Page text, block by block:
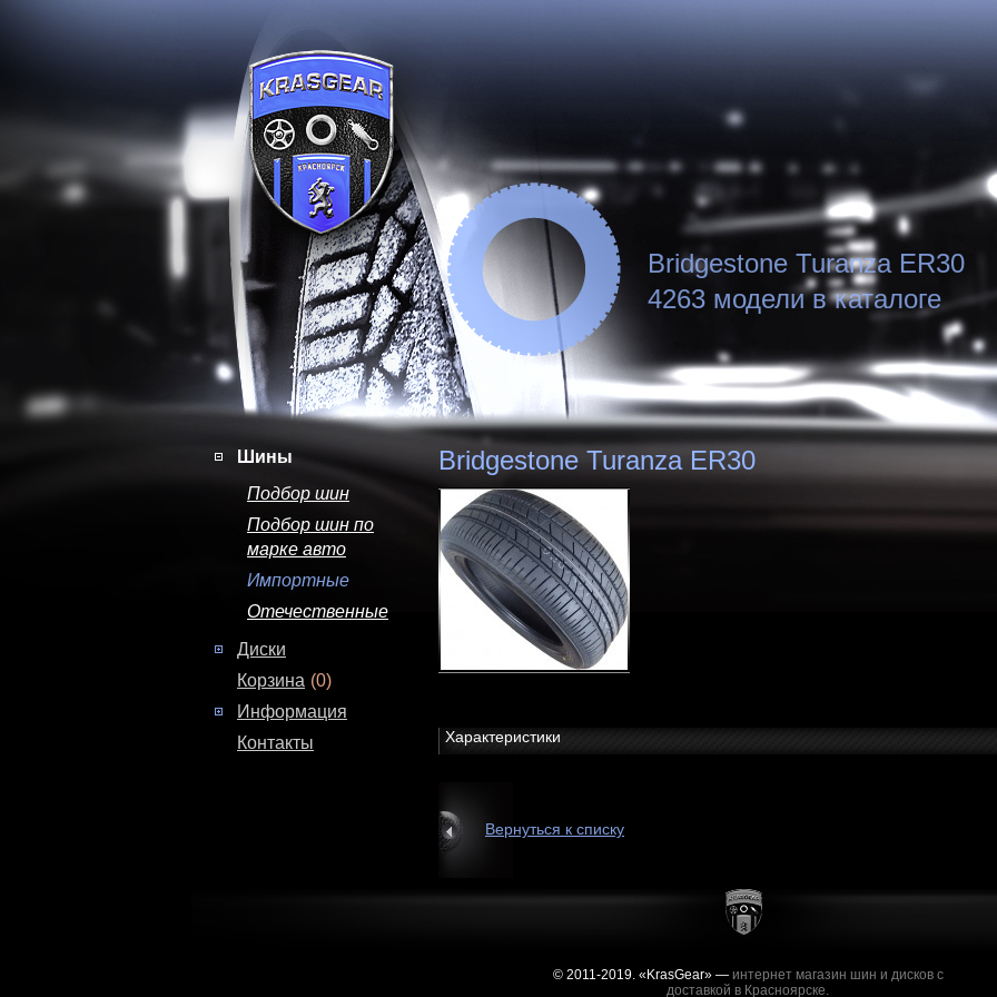
Bridgestone Turanza ER30
4263 модели в каталоге
Шины
Подбор шин
Подбор шин по
марке авто
Импортные
Отечественные
Диски
Корзина (0)
Информация
Контакты
Bridgestone Turanza ER30
Характеристики
Вернуться к списку
© 2011-2019. «KrasGear» — интернет магазин шин и дисков с
доставкой в Красноярске.